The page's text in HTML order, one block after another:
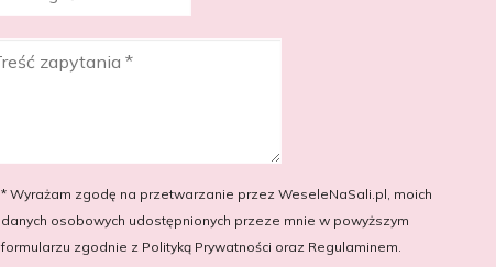
* Wyrażam zgodę na przetwarzanie przez WeseleNaSali.pl, moich
danych osobowych udostępnionych przeze mnie w powyższym
formularzu zgodnie z Polityką Prywatności oraz Regulaminem.